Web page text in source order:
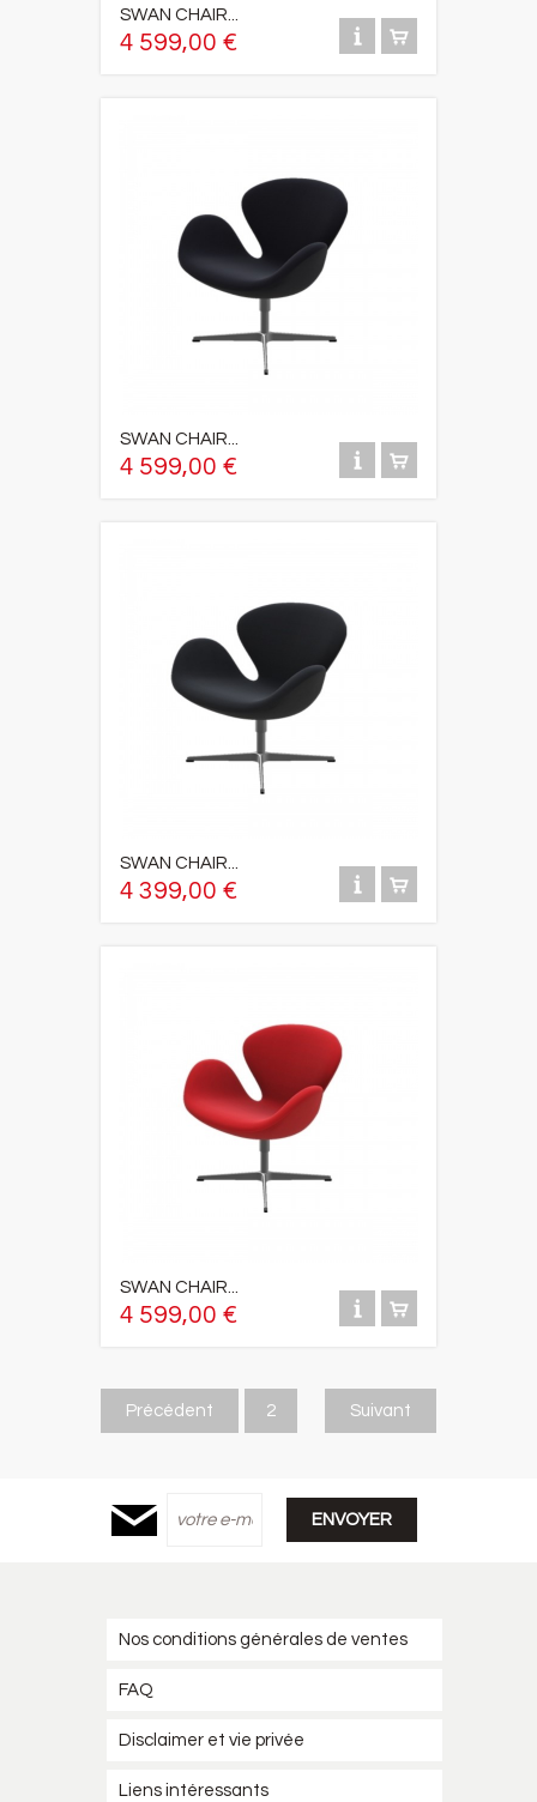
SWAN CHAIR...
4 599,00 €
SWAN CHAIR...
4 599,00 €
SWAN CHAIR...
4 399,00 €
SWAN CHAIR...
4 599,00 €
Précédent 2 Suivant
Nos conditions générales de ventes
FAQ
Disclaimer et vie privée
Liens intéressants